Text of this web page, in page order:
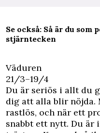
Se också: Så är du
stjärntecken
Väduren
21/3–19/4
Du är seriös i allt du
dig att alla blir nöjda.
rastlös, och när ett
snabbt ett nytt. Du är